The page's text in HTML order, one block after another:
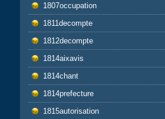
1807occupation
1811decompte
1812decompte
1814aixavis
1814chant
1814prefecture
1815autorisation